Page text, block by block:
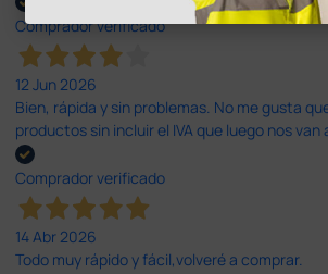
Comprador verificado
12 Jun 2026
Bien, rápida y sin problemas. No me gusta
productos sin incluir el IVA que luego nos van
Comprador verificado
14 Abr 2026
Todo muy rápido y fácil,volveré a comprar.